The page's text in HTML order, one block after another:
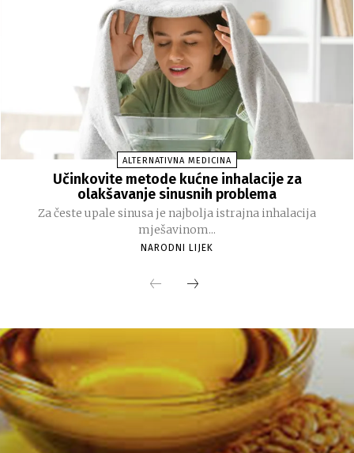
ALTERNATIVNA MEDICINA
Učinkovite metode kućne inhalacije za
olakšavanje sinusnih problema
Za česte upale sinusa je najbolja istrajna inhalacija
mješavinom...
NARODNI LIJEK